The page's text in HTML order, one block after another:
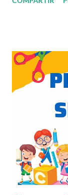
de actividades
Esperando que
los procesos de
alcacen los
creadores de
dedicacion y
didacticas,
fines
documento